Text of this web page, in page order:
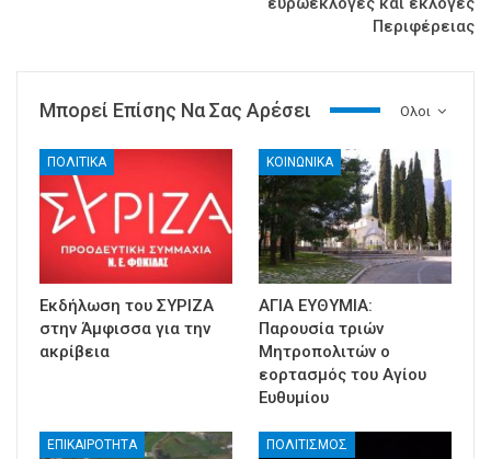
Περιφέρειας
Ολοι
Μπορεί Επίσης Να Σας Αρέσει
ΠΟΛΙΤΙΚΑ
Εκδήλωση του ΣΥΡΙΖΑ
στην Άμφισσα για την
ακρίβεια
ΚΟΙΝΩΝΙΚΑ
ΑΓΙΑ ΕΥΘΥΜΙΑ:
Παρουσία τριών
Μητροπολιτών ο
εορτασμός του Αγίου
Ευθυμίου
ΕΠΙΚΑΙΡΟΤΗΤΑ ΠΟΛΙΤΙΣΜΟΣ